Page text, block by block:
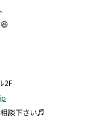
2F
談下さい♬